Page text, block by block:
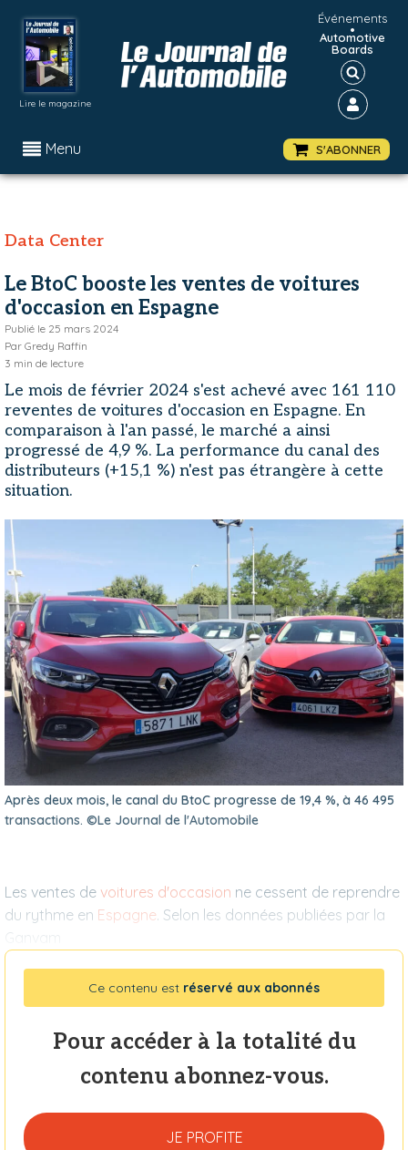
Lire le magazine
Événements
•
Automotive
Boards
Menu S'ABONNER
Data Center
Le BtoC booste les ventes de voitures
d'occasion en Espagne
Publié le 25 mars 2024
Par Gredy Raffin
3 min de lecture
Le mois de février 2024 s'est achevé avec 161 110
reventes de voitures d'occasion en Espagne. En
comparaison à l'an passé, le marché a ainsi
progressé de 4,9 %. La performance du canal des
distributeurs (+15,1 %) n'est pas étrangère à cette
situation.
Après deux mois, le canal du BtoC progresse de 19,4 %, à 46 495
transactions. ©Le Journal de l'Automobile
Les ventes de voitures d'occasion ne cessent de reprendre
du rythme en Espagne. Selon les données publiées par la
Ganvam
Ce contenu est réservé aux abonnés
Pour accéder à la totalité du
contenu abonnez-vous.
JE PROFITE